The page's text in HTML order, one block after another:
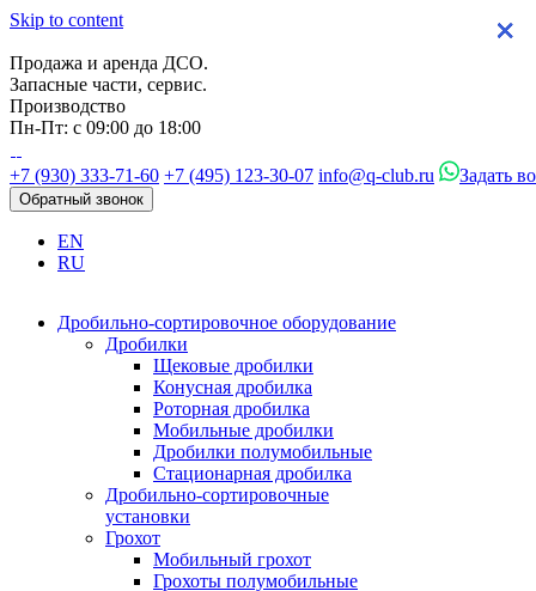
Skip to content
Продажа и аренда ДСО.
Запасные части, сервис.
Производство
Пн-Пт: с 09:00 до 18:00
+7 (930) 333-71-60 +7 (495) 123-30-07 info@q-club.ru Задать
Обратный звонок
EN
RU
Дробильно-сортировочное оборудование
Дробилки
Щековые дробилки
Конусная дробилка
Роторная дробилка
Мобильные дробилки
Дробилки полумобильные
Стационарная дробилка
Дробильно-сортировочные
установки
Грохот
Мобильный грохот
Грохоты полумобильные
×
×
×
×